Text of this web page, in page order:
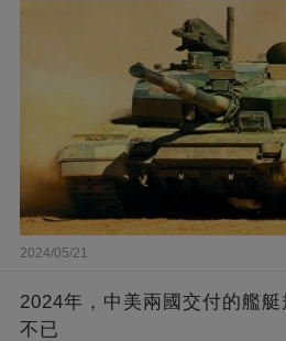
2024/05/21
2024年，中美兩國交付的艦
不已